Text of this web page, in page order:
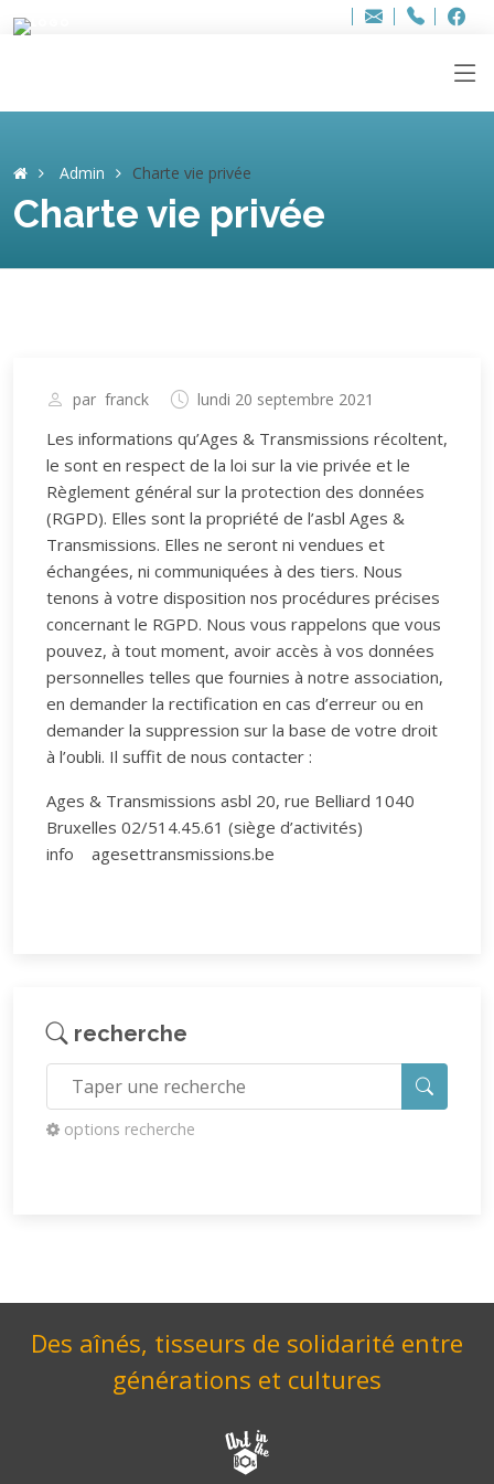
Adresse
info..hâthe..
Tel.
Tel.
Admin Charte vie privée
Charte vie privée
par franck lundi 20 septembre 2021
Les informations qu’Ages & Transmissions récoltent,
le sont en respect de la loi sur la vie privée et le
Règlement général sur la protection des données
(RGPD). Elles sont la propriété de l’asbl Ages &
Transmissions. Elles ne seront ni vendues et
échangées, ni communiquées à des tiers. Nous
tenons à votre disposition nos procédures précises
concernant le RGPD. Nous vous rappelons que vous
pouvez, à tout moment, avoir accès à vos données
personnelles telles que fournies à notre association,
en demander la rectification en cas d’erreur ou en
demander la suppression sur la base de votre droit
à l’oubli. Il suffit de nous contacter :
Ages & Transmissions asbl 20, rue Belliard 1040
Bruxelles 02/514.45.61 (siège d’activités)
info
agesettransmissions.be
recherche
options recherche
Des aînés, tisseurs de solidarité entre
générations et cultures